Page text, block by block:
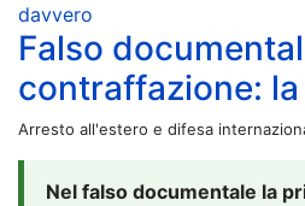
davvero
Falso
contraffazione:
Arresto all'estero e difesa
Nel falso documentale la